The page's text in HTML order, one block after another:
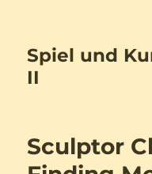
Spiel und
II
Sculptor